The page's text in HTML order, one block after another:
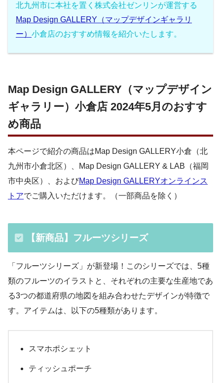
北九州市に本社を置く株式会社ゼンリンが運営する
Map Design GALLERY（マップデザインギャラリ
ー） 小倉店のおすすめ情報を紹介いたします。
Map Design GALLERY（マップデザイン
ギャラリー）小倉店 2024年5月のおすす
め商品
本ページで紹介の商品はMap Design GALLERY小倉（北
九州市小倉北区）、Map Design GALLERY & LAB（福岡
市中央区）、およびMap Design GALLERYオンラインス
トアでご購入いただけます。（一部商品を除く）
【新商品】フルーツシリーズ
「フルーツシリーズ」が新登場！このシリーズでは、5種
類のフルーツのイラストと、それぞれの主要な生産地であ
る3つの都道府県の地図を組み合わせたデザインが特徴で
す。アイテムは、以下の5種類があります。
スマホポシェット
ティッシュポーチ